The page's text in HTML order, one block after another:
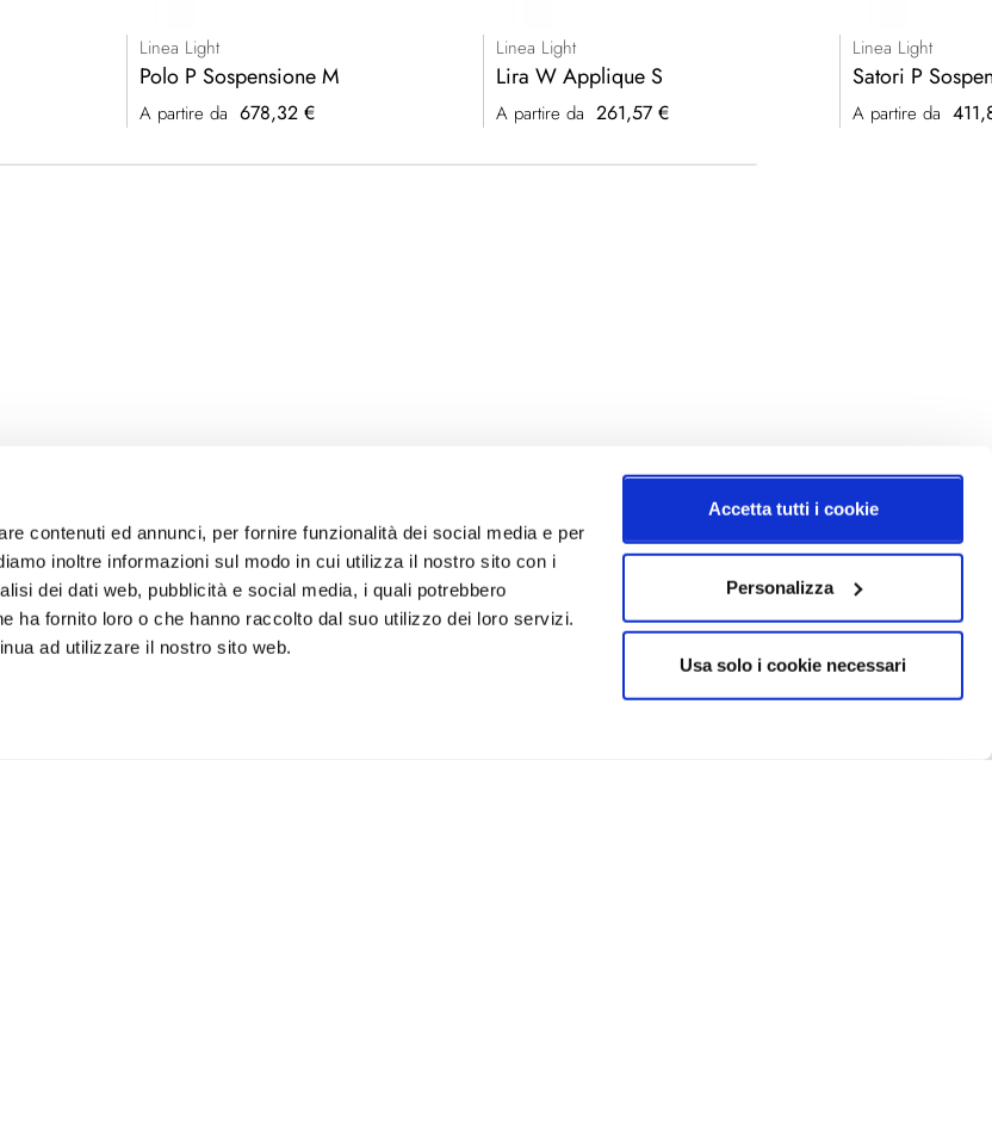
contenuti ed annunci, per fornire funzionalità dei social media e per
inoltre informazioni sul modo in cui utilizza il nostro sito con i
dei dati web, pubblicità e social media, i quali potrebbero
ha fornito loro o che hanno raccolto dal suo utilizzo dei loro servizi.
ad utilizzare il nostro sito web.
Accetta tutti i cookie
Personalizza
Usa solo i cookie necessari
Linea Light
Polo P Sospensione M
A partire da 678,32 €
Linea Light
Lira W Applique S
A partire da 261,57 €
Linea Light
Satori P
A partire da